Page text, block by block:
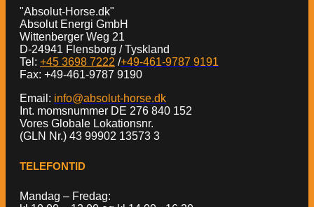
"Absolut-Horse.dk"
Absolut Energi GmbH
Wittenberger Weg 21
D-24941 Flensborg / Tyskland
Tel: +45 3698 7222 /+49-461-9787 9191
Fax: +49-461-9787 9190
Email: info@absolut-horse.dk
Int. momsnummer DE 276 840 152
Vores Globale Lokationsnr.
(GLN Nr.) 43 99902 13573 3
TELEFONTID
Mandag – Fredag: